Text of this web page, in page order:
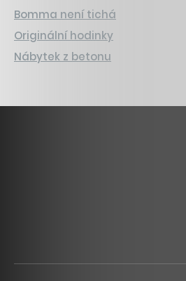
Bomma není tichá
Originální hodinky
Nábytek z betonu